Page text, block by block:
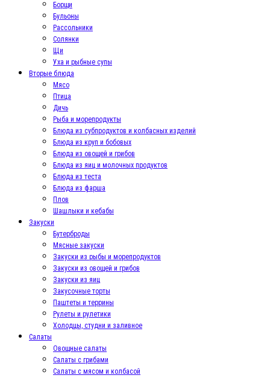
Борщи
Бульоны
Рассольники
Солянки
Щи
Уха и рыбные супы
Вторые блюда
Мясо
Птица
Дичь
Рыба и морепродукты
Блюда из субпродуктов и колбасных изделий
Блюда из круп и бобовых
Блюда из овощей и грибов
Блюда из яиц и молочных продуктов
Блюда из теста
Блюда из фарша
Плов
Шашлыки и кебабы
Закуски
Бутерброды
Мясные закуски
Закуски из рыбы и морепродуктов
Закуски из овощей и грибов
Закуски из яиц
Закусочные торты
Паштеты и террины
Рулеты и рулетики
Холодцы, студни и заливное
Салаты
Овощные салаты
Салаты с грибами
Салаты с мясом и колбасой